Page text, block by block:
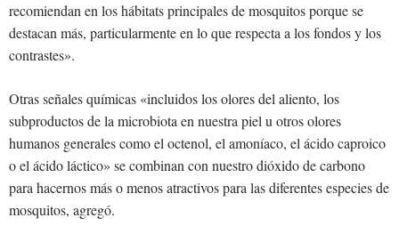
recomiendan en los hábitats principales de mosquitos porque se
destacan más, particularmente en lo que respecta a los fondos y los
contrastes».
Otras señales químicas «incluidos los olores del aliento, los
subproductos de la microbiota en nuestra piel u otros olores
humanos generales como el octenol, el amoníaco, el ácido caproico
o el ácido láctico» se combinan con nuestro dióxido de carbono
para hacernos más o menos atractivos para las diferentes especies de
mosquitos, agregó.